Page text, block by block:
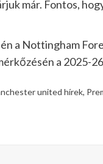
már. Fontos,
a Nottingham
a 2025-
united hírek,